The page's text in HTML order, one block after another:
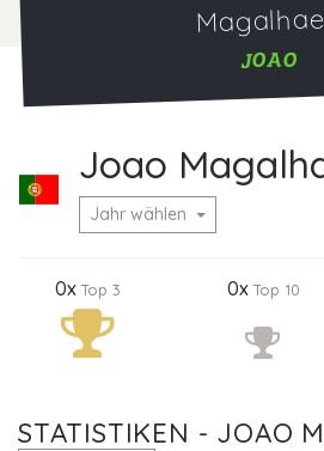
JOAO
Joao
Jahr wählen
0xTop 3 0xTop 10
STATISTIKEN - JOAO